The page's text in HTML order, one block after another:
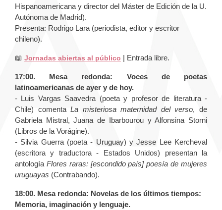
Hispanoamericana y director del Máster de Edición de la U.
Autónoma de Madrid).
Presenta: Rodrigo Lara (periodista, editor y escritor
chileno).
📖 Jornadas abiertas al público | Entrada libre.
17:00. Mesa redonda: Voces de poetas
latinoamericanas de ayer y de hoy.
- Luis Vargas Saavedra (poeta y profesor de literatura -
Chile) comentaLa misteriosa maternidad del verso, de
Gabriela Mistral, Juana de Ibarbourou y Alfonsina Storni
(Libros de la Vorágine).
- Silvia Guerra (poeta - Uruguay) y Jesse Lee Kercheval
(escritora y traductora - Estados Unidos) presentan la
antología Flores raras: [escondido país] poesía de mujeres
uruguayas (Contrabando).
18:00. Mesa redonda: Novelas de los últimos tiempos:
Memoria, imaginación y lenguaje.